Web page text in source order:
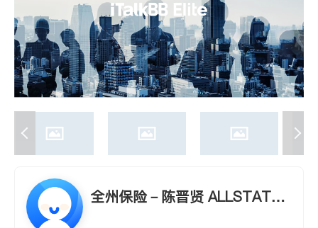
养老 非盈利组织
全州保险－陈晋贤 ALLSTATE I